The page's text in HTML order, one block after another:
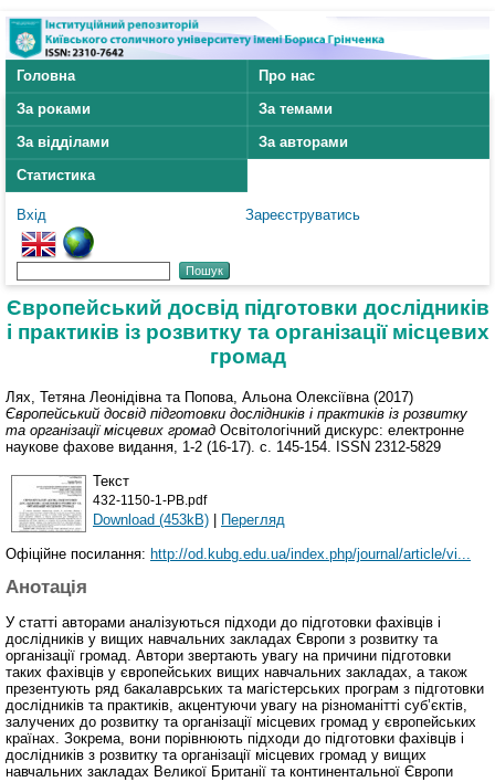
Головна
Про нас
За роками
За темами
За відділами
За авторами
Статистика
Вхід Зареєструватись
Європейський досвід підготовки дослідників
і практиків із розвитку та організації місцевих
громад
Лях, Тетяна Леонідівна та Попова, Альона Олексіївна (2017)
Європейський досвід підготовки дослідників і практиків із розвитку
та організації місцевих громад Освітологічний дискурс: електронне
наукове фахове видання, 1-2 (16-17). с. 145-154. ISSN 2312-5829
Текст
432-1150-1-PB.pdf
Download (453kB) | Перегляд
Офіційне посилання: http://od.kubg.edu.ua/index.php/journal/article/vi...
Анотація
У статті авторами аналізуються підходи до підготовки фахівців і
дослідників у вищих навчальних закладах Європи з розвитку та
організації громад. Автори звертають увагу на причини підготовки
таких фахівців у європейських вищих навчальних закладах, а також
презентують ряд бакалаврських та магістерських програм з підготовки
дослідників та практиків, акцентуючи увагу на різноманітті суб’єктів,
залучених до розвитку та організації місцевих громад у європейських
країнах. Зокрема, вони порівнюють підходи до підготовки фахівців і
дослідників з розвитку та організації місцевих громад у вищих
навчальних закладах Великої Британії та континентальної Європи